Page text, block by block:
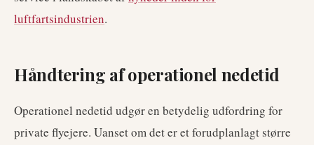
luftfartsindustrien.
Håndtering af operationel nedetid
Operationel nedetid udgør en betydelig udfordring for
private flyejere. Uanset om det er et forudplanlagt større